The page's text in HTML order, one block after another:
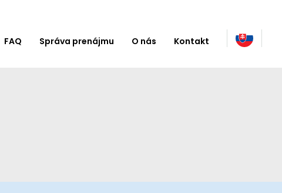
FAQ Správa prenájmu O nás Kontakt